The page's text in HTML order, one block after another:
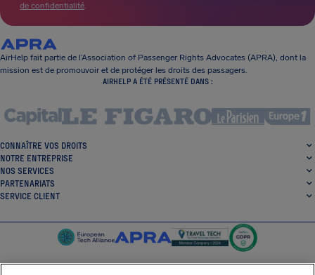
de confidentialité.
AirHelp fait partie de l’Association of Passenger Rights Advocates (APRA), dont la
mission est de promouvoir et de protéger les droits des passagers.
AIRHELP A ÉTÉ PRÉSENTÉ DANS :
CONNAÎTRE VOS DROITS
NOTRE ENTREPRISE
NOS SERVICES
PARTENARIATS
SERVICE CLIENT